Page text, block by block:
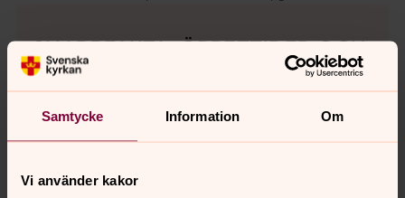
Samtycke Information Om
Vi använder kakor
SNABBFAKTA, ÖPPETTIDER OCH
KONTAKTUPPGIFTER
Öppetider: enligt överenskommelse med
vaktmästare
församlingshem.